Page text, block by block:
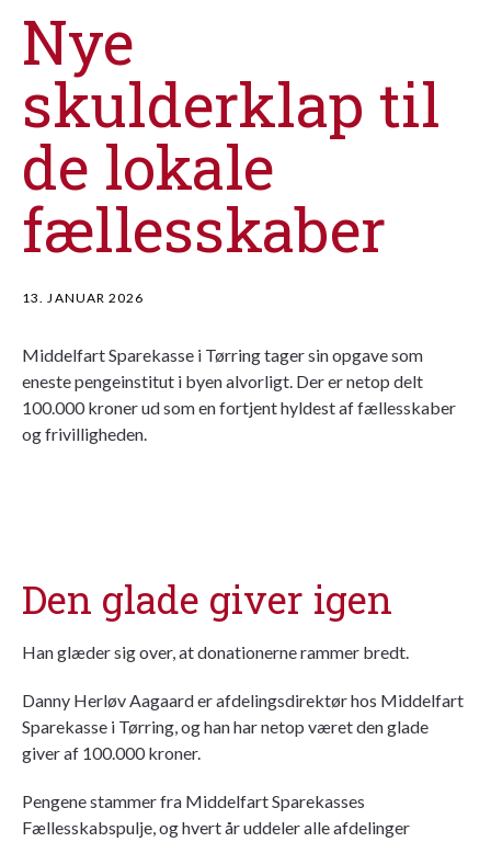
Nye
skulderklap til
de lokale
fællesskaber
13. JANUAR 2026
Middelfart Sparekasse i Tørring tager sin opgave som
eneste pengeinstitut i byen alvorligt. Der er netop delt
100.000 kroner ud som en fortjent hyldest af fællesskaber
og frivilligheden.
Den glade giver igen
Han glæder sig over, at donationerne rammer bredt.
Danny Herløv Aagaard er afdelingsdirektør hos Middelfart
Sparekasse i Tørring, og han har netop været den glade
giver af 100.000 kroner.
Pengene stammer fra Middelfart Sparekasses
Fællesskabspulje, og hvert år uddeler alle afdelinger